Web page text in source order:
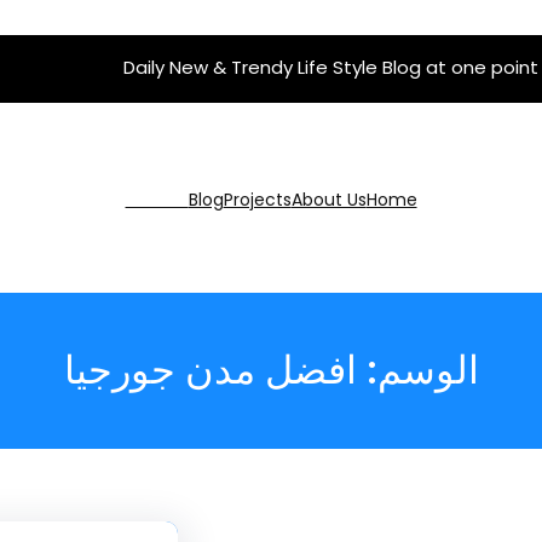
Daily New & Trendy Life Style Blog at one point
Home
About Us
Projects
Blog
الوسم: افضل مدن جورجيا